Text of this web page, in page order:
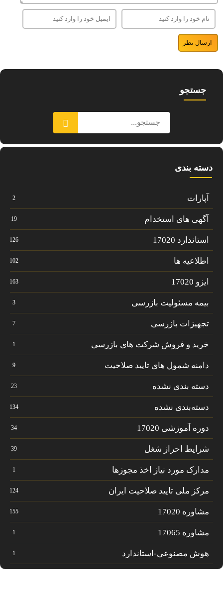
جستجو
دسته بندی
آپارات 2
آگهی های استخدام 19
استاندارد 17020 126
اطلاعیه ها 102
ایزو 17020 163
بیمه مسئولیت بازرسی 3
تجهیزات بازرسی 7
خرید و فروش شرکت های بازرسی 1
دامنه شمول های تایید صلاحیت 9
دسته بندی نشده 23
دسته‌بندی نشده 134
دوره آموزشی 17020 34
شرایط احراز شغل 39
مدارک مورد نیاز اخذ مجوزها 1
مرکز ملی تایید صلاحیت ایران 124
مشاوره 17020 155
مشاوره 17065 1
هوش مصنوعی-استاندارد 1